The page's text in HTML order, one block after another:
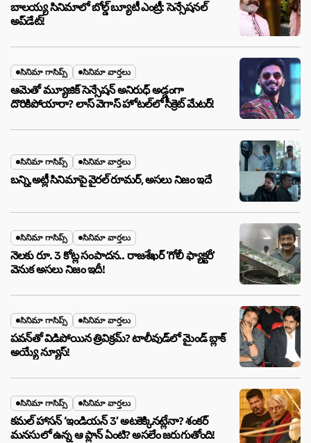
బాలయ్య సినిమాలో బోల్డ్ బ్యూటీ ఎంట్రీ: సెన్సేషనల్
అప్‌డేట్!
సినిమా గాసిప్స్ సినిమా వార్తలు
ఆమెతో మ్యూజిక్ సెన్సేషన్ అనిరుధ్ అడ్డంగా
దొరికిపోయారా? లాస్ వెగాస్ హోటల్‌లో సీక్రెట్ మేటర్!
సినిమా గాసిప్స్ సినిమా వార్తలు
బన్ని,అట్లీ సినిమాపై వైరల్ రూమర్, అసలు నిజం ఇదే
సినిమా గాసిప్స్ సినిమా వార్తలు
నెలకు రూ. 3 కోట్ల సంపాదన.. రాజశేఖర్ ‘గోలీ ఫ్యాక్టరీ’
వెనుక అసలు నిజం ఇదీ!
సినిమా గాసిప్స్ సినిమా వార్తలు
పవన్‌తో విడిపోయిన త్రివిక్రమ్? టాలీవుడ్‌లో మైండ్ బ్లాక్
అయ్యే న్యూస్!
సినిమా గాసిప్స్ సినిమా వార్తలు
కమల్ హాసన్ ‘ఇండియన్ 3’ అటకెక్కినట్లేనా? శంకర్
మనసులో ఉన్న ఆ ప్లాన్ ఏంటి? అసలేం జరుగుతోంది!